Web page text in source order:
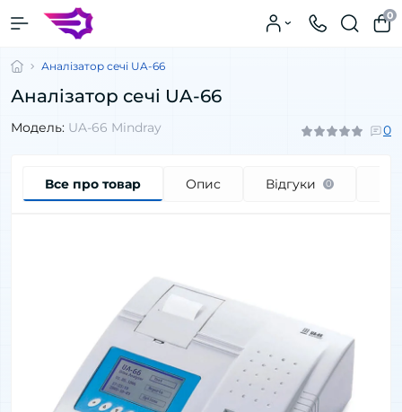
0
Аналізатор сечі UA-66
Аналізатор сечі UA-66
Модель: UA-66 Mindray 0
Все про товар Опис Відгуки 0